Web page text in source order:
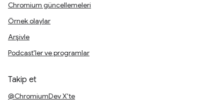
Chromium güncellemeleri
Örnek olaylar
Arşivle
Podcast'ler ve programlar
Takip et
@ChromiumDev X'te